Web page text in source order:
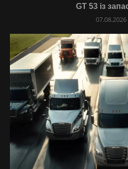
GT 53 із
07.08.2026